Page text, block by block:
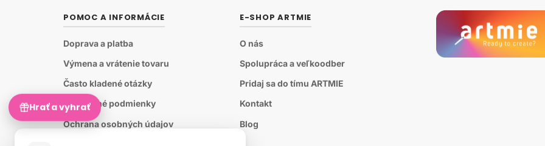
POMOC A INFORMÁCIE
Doprava a platba
Výmena a vrátenie tovaru
Často kladené otázky
Obchodné podmienky
Ochrana osobných údajov
E-SHOP ARTMIE
O nás
Spolupráca a veľkoodber
Pridaj sa do tímu ARTMIE
Kontakt
Blog
Hrať a vyhrať